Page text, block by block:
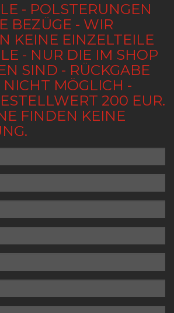
- POLSTERUNGEN
BEZÜGE - WIR
KEINE EINZELTEILE
- NUR DIE IM SHOP
SIND - RÜCKGABE
NICHT MÖGLICH -
200 EUR.
FINDEN KEINE